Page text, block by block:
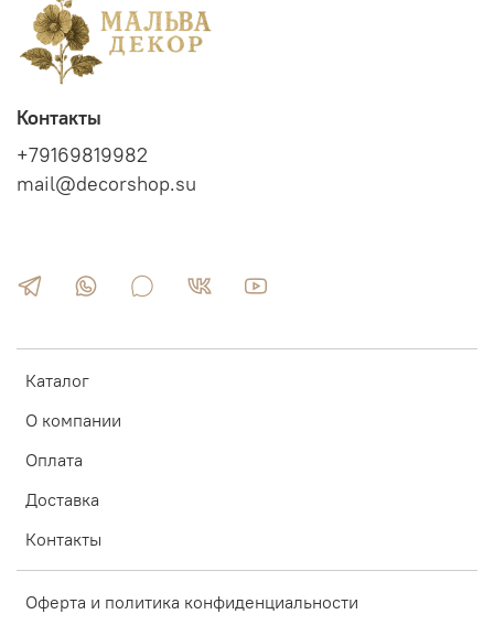
Каталог
О компании
Оплата
Доставка
Контакты
Оферта и политика конфиденциальности
Контакты
+79169819982
mail@decorshop.su